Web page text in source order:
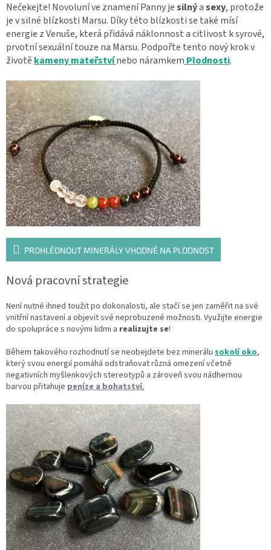
Nečekejte! Novoluní ve znamení Panny jesilnýasexy, protože
je v silné blízkosti Marsu. Díky této blízkosti se také mísí
energie z Venuše, která přidává náklonnost a citlivost k syrové,
prvotní sexuální touze na Marsu. Podpořte tento nový krok v
životě kameny mateřstvínebo náramkem Plodnosti.
PROHLÉDNOUT MINERÁLY VHODNÉ NA PLODNOST
Nová pracovní strategie
Není nutné ihned toužit po dokonalosti, ale stačí se jen zaměřit na své
vnitřní nastavení a objevit své neprobuzené možnosti. Využijte energie
do spolupráce s novými lidmi a realizujte se!
Během takového rozhodnutí se neobejdete bez minerálu sokolí oko,
který svou energií pomáhá odstraňovat různá omezení včetně
negativních myšlenkových stereotypů a zároveň svou nádhernou
barvou přitahuje peníze a bohatství.